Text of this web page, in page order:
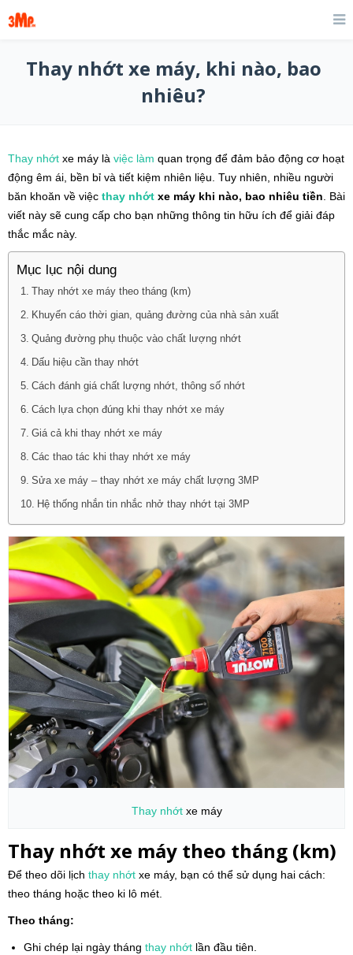
Thay nhớt xe máy, khi nào, bao
nhiêu?
Thay nhớt xe máy là việc làm quan trọng để đảm bảo động cơ hoạt
động êm ái, bền bỉ và tiết kiệm nhiên liệu. Tuy nhiên, nhiều người
băn khoăn về việc thay nhớt xe máy khi nào, bao nhiêu tiền . Bài
viết này sẽ cung cấp cho bạn những thông tin hữu ích để giải đáp
thắc mắc này.
Mục lục nội dung
Thay nhớt xe máy theo tháng (km)
Khuyến cáo thời gian, quảng đường của nhà sản xuất
Quảng đường phụ thuộc vào chất lượng nhớt
Dấu hiệu cần thay nhớt
Cách đánh giá chất lượng nhớt, thông số nhớt
Cách lựa chọn đúng khi thay nhớt xe máy
Giá cả khi thay nhớt xe máy
Các thao tác khi thay nhớt xe máy
Sửa xe máy – thay nhớt xe máy chất lượng 3MP
Hệ thống nhắn tin nhắc nhở thay nhớt tại 3MP
Thay nhớtxe máy
Thay nhớt xe máy theo tháng (km)
Để theo dõi lịch thay nhớt xe máy, bạn có thể sử dụng hai cách:
theo tháng hoặc theo ki lô mét.
Theo tháng:
Ghi chép lại ngày tháng thay nhớt lần đầu tiên.